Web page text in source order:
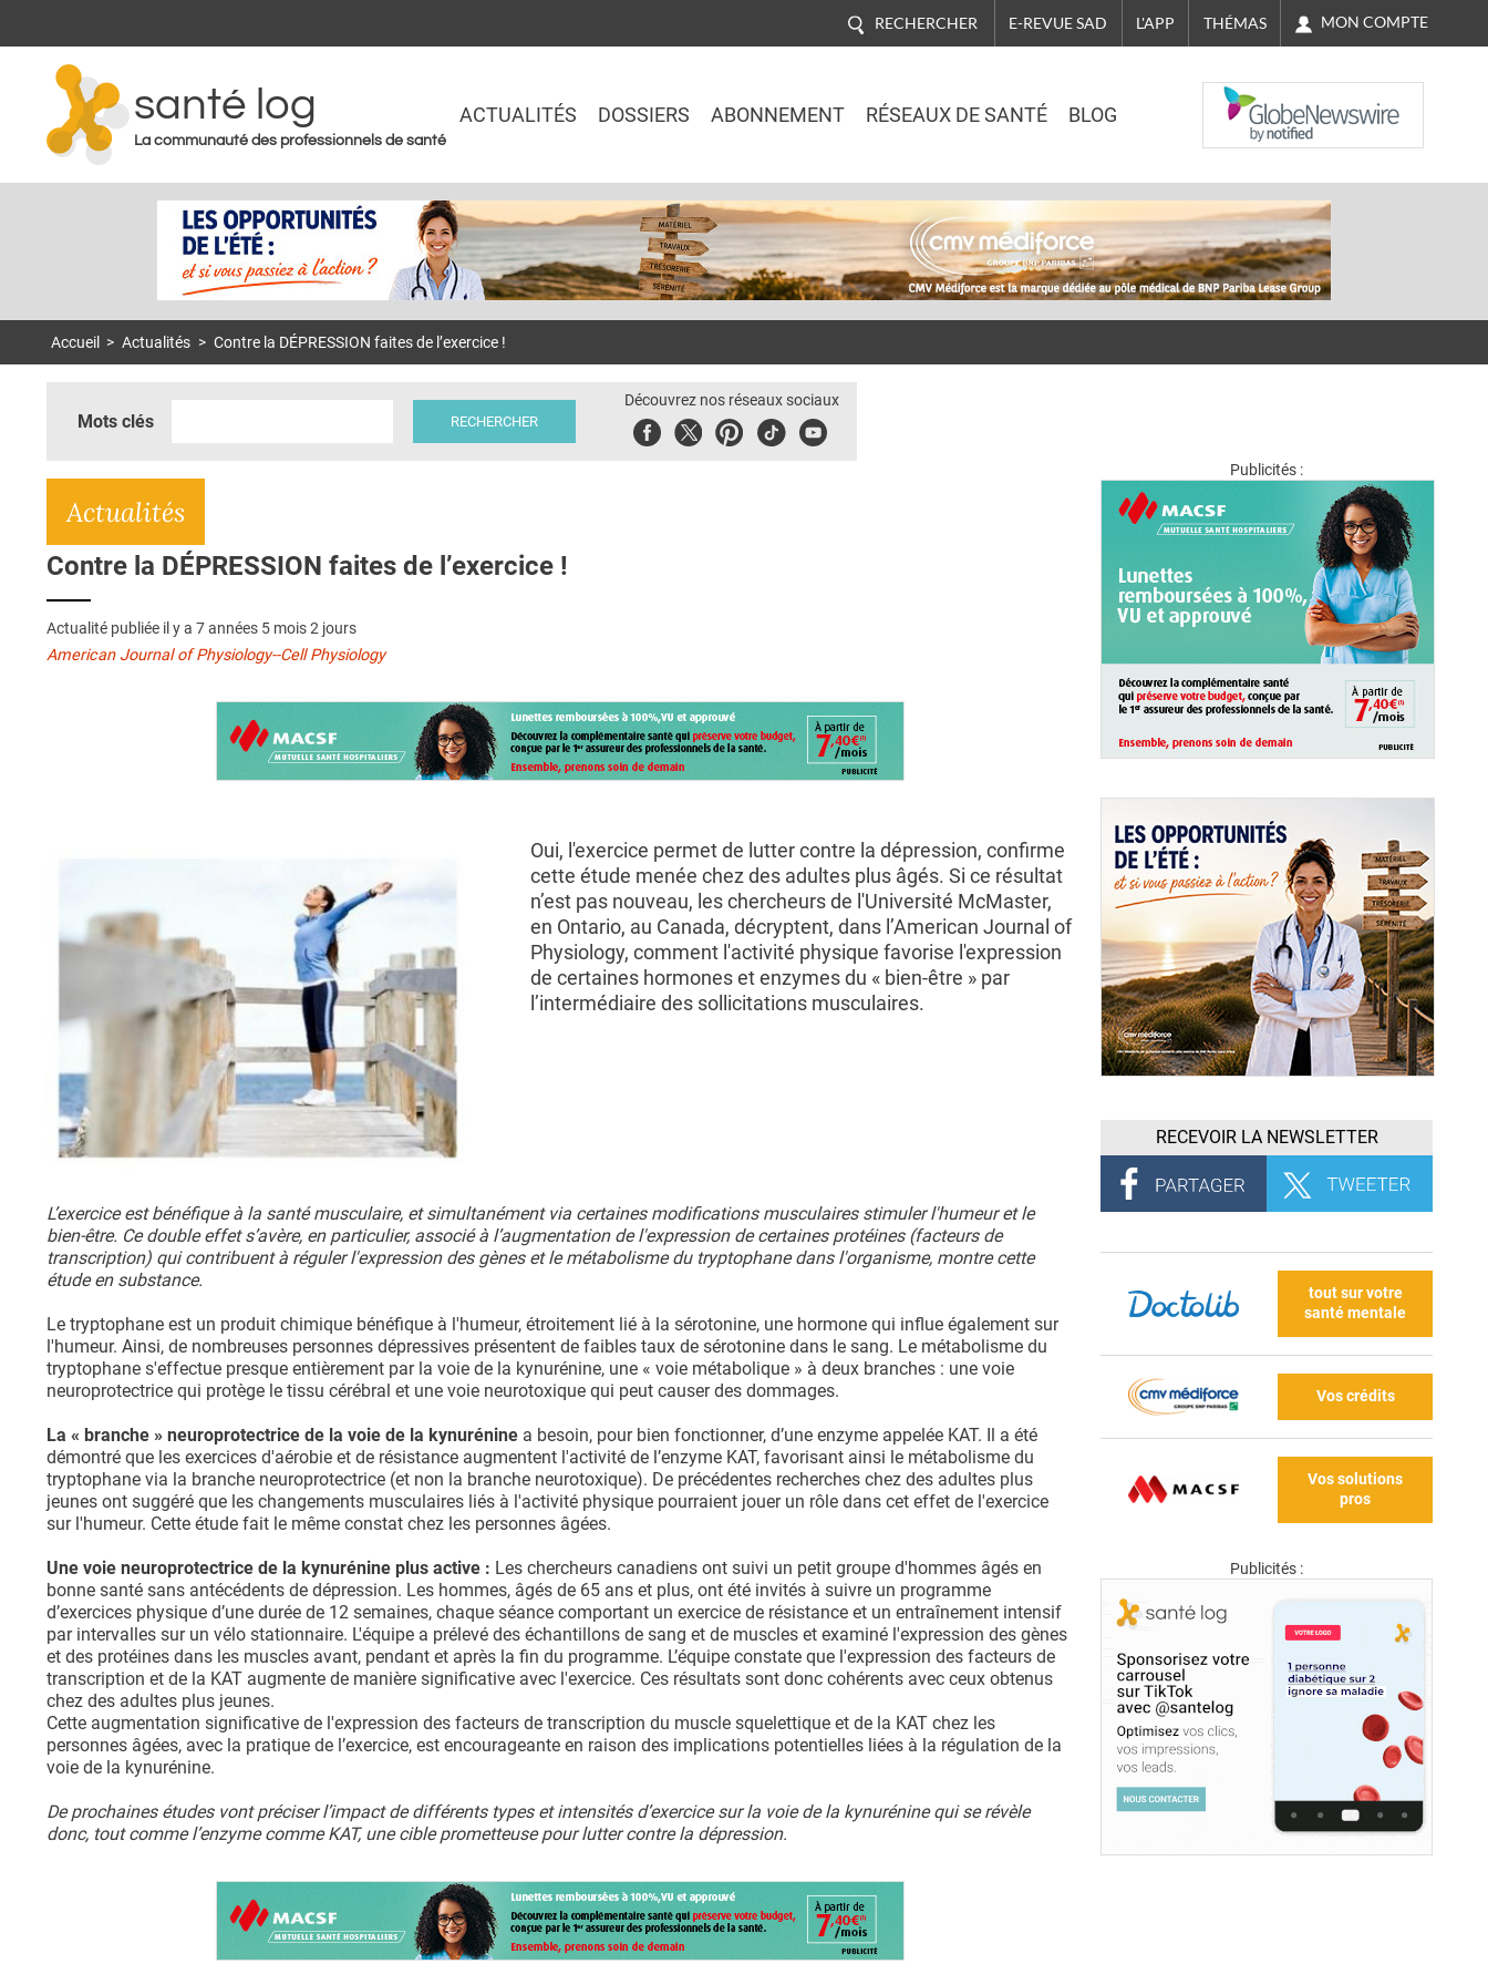
RECHERCHER E-REVUE SAD L'APP THÉMAS MON COMPTE
santé log
La communauté des professionnels de santé
ACTUALITÉS DOSSIERS ABONNEMENT RÉSEAUX DE SANTÉ BLOG
NASDAQ
Accueil > Actualités > Contre la DÉPRESSION faites de l’exercice !
Mots clés
Découvrez nos réseaux sociaux
FacebookTwitterPinterest
TiktokYoubute
Actualités
Contre la DÉPRESSION faites de l’exercice !
Actualité publiée il y a 7 années 5 mois 2 jours
American Journal of Physiology--Cell Physiology
Oui, l'exercice permet de lutter contre la dépression, confirme
cette étude menée chez des adultes plus âgés. Si ce résultat
n’est pas nouveau, les chercheurs de l'Université McMaster,
en Ontario, au Canada, décryptent, dans l’American Journal of
Physiology, comment l'activité physique favorise l'expression
de certaines hormones et enzymes du « bien-être » par
l’intermédiaire des sollicitations musculaires.
L’exercice est bénéfique à la santé musculaire, et simultanément via certaines modifications musculaires stimuler l'humeur et le
bien-être. Ce double effet s’avère, en particulier, associé à l’augmentation de l'expression de certaines protéines (facteurs de
transcription) qui contribuent à réguler l'expression des gènes et le métabolisme du tryptophane dans l'organisme, montre cette
étude en substance.
Le tryptophane est un produit chimique bénéfique à l'humeur, étroitement lié à la sérotonine, une hormone qui influe également sur
l'humeur. Ainsi, de nombreuses personnes dépressives présentent de faibles taux de sérotonine dans le sang. Le métabolisme du
tryptophane s'effectue presque entièrement par la voie de la kynurénine, une « voie métabolique » à deux branches : une voie
neuroprotectrice qui protège le tissu cérébral et une voie neurotoxique qui peut causer des dommages.
La « branche » neuroprotectrice de la voie de la kynurénine a besoin, pour bien fonctionner, d’une enzyme appelée KAT. Il a été
démontré que les exercices d'aérobie et de résistance augmentent l'activité de l’enzyme KAT, favorisant ainsi le métabolisme du
tryptophane via la branche neuroprotectrice (et non la branche neurotoxique). De précédentes recherches chez des adultes plus
jeunes ont suggéré que les changements musculaires liés à l'activité physique pourraient jouer un rôle dans cet effet de l'exercice
sur l'humeur. Cette étude fait le même constat chez les personnes âgées.
Une voie neuroprotectrice de la kynurénine plus active : Les chercheurs canadiens ont suivi un petit groupe d'hommes âgés en
bonne santé sans antécédents de dépression. Les hommes, âgés de 65 ans et plus, ont été invités à suivre un programme
d’exercices physique d’une durée de 12 semaines, chaque séance comportant un exercice de résistance et un entraînement intensif
par intervalles sur un vélo stationnaire. L'équipe a prélevé des échantillons de sang et de muscles et examiné l'expression des gènes
et des protéines dans les muscles avant, pendant et après la fin du programme. L’équipe constate que l'expression des facteurs de
transcription et de la KAT augmente de manière significative avec l'exercice. Ces résultats sont donc cohérents avec ceux obtenus
chez des adultes plus jeunes.
Cette augmentation significative de l'expression des facteurs de transcription du muscle squelettique et de la KAT chez les
personnes âgées, avec la pratique de l’exercice, est encourageante en raison des implications potentielles liées à la régulation de la
voie de la kynurénine.
De prochaines études vont préciser l’impact de différents types et intensités d’exercice sur la voie de la kynurénine qui se révèle
donc, tout comme l’enzyme comme KAT, une cible prometteuse pour lutter contre la dépression.
Publicités :
RECEVOIR LA NEWSLETTER
tout sur votre
santé mentale
Vos crédits
Vos solutions
pros
Publicités :